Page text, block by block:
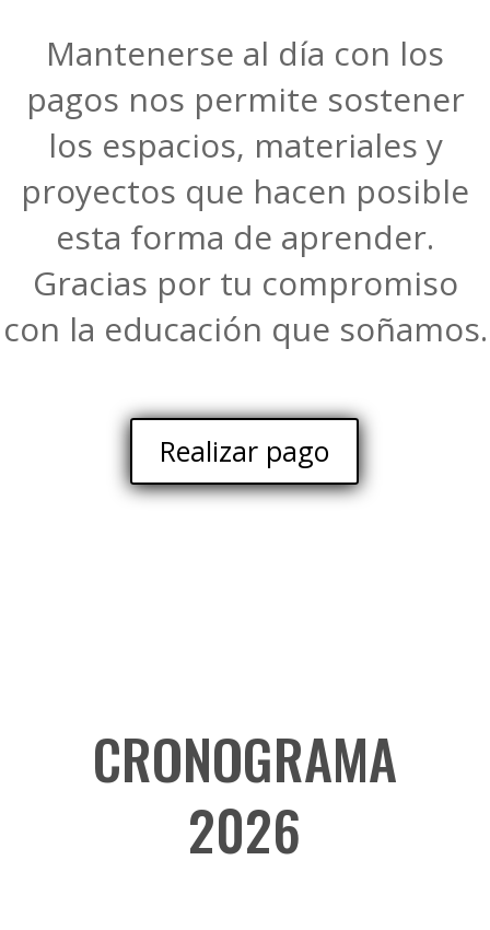
Mantenerse al día con los
pagos nos permite sostener
los espacios, materiales y
proyectos que hacen posible
esta forma de aprender.
Gracias por tu compromiso
con la educación que soñamos.
Realizar pago
CRONOGRAMA
2026